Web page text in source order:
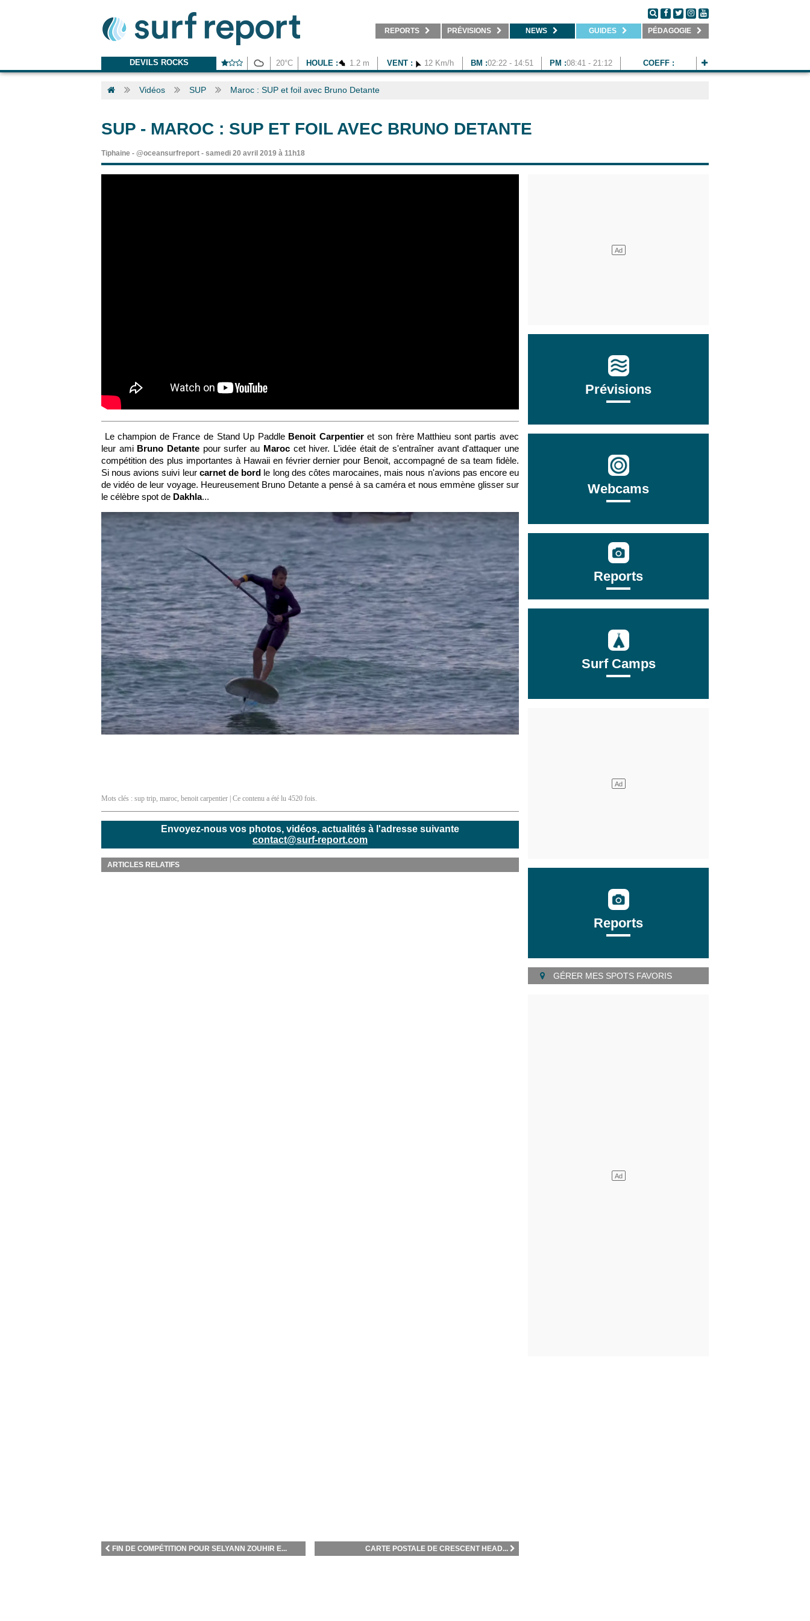
REPORTS PRÉVISIONS NEWS GUIDES PÉDAGOGIE
DEVILS ROCKS 20°C HOULE : 1.2 m VENT : 12 Km/h BM :02:22 - 14:51 PM :08:41 - 21:12 COEFF :
Vidéos SUP Maroc : SUP et foil avec Bruno Detante
SUP - MAROC : SUP ET FOIL AVEC BRUNO DETANTE
Tiphaine - @oceansurfreport - samedi 20 avril 2019 à 11h18
Le champion de France de Stand Up Paddle Benoit Carpentieret son frère Matthieu sont partis avec
leur ami Bruno Detante pour surfer au Maroc cet hiver. L'idée était de s'entraîner avant d'attaquer une
compétition des plus importantes à Hawaii en février dernier pour Benoit, accompagné de sa team fidèle.
Si nous avions suivi leur carnet de bord le long des côtes marocaines, mais nous n'avions pas encore eu
de vidéo de leur voyage. Heureusement Bruno Detante a pensé à sa caméra et nous emmène glisser sur
le célèbre spot de Dakhla...
Mots clés : sup trip maroc benoit carpentier | Ce contenu a été lu 4520 fois.
Envoyez-nous vos photos, vidéos, actualités à l'adresse suivante
contact@surf-report.com
ARTICLES RELATIFS
CARTE POSTALE DE CRESCENT HEAD...
FIN DE COMPÉTITION POUR SELYANN ZOUHIR E...
Prévisions
Webcams
Reports
Surf Camps
Reports
GÉRER MES SPOTS FAVORIS